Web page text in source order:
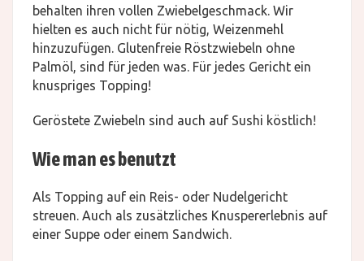
behalten ihren vollen Zwiebelgeschmack. Wir
hielten es auch nicht für nötig, Weizenmehl
hinzuzufügen. Glutenfreie Röstzwiebeln ohne
Palmöl, sind für jeden was. Für jedes Gericht ein
knuspriges Topping!
Geröstete Zwiebeln sind auch auf Sushi köstlich!
Wie man es benutzt
Als Topping auf ein Reis- oder Nudelgericht
streuen. Auch als zusätzliches Knuspererlebnis auf
einer Suppe oder einem Sandwich.